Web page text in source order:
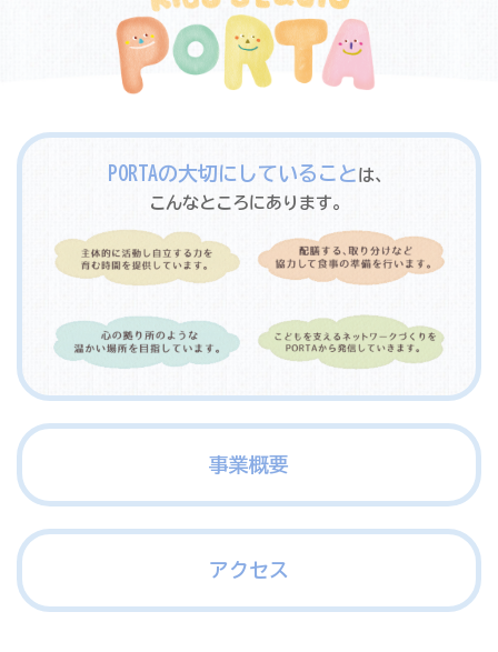
PORTAの大切にしていること は、
こんなところにあります。
事業概要
アクセス